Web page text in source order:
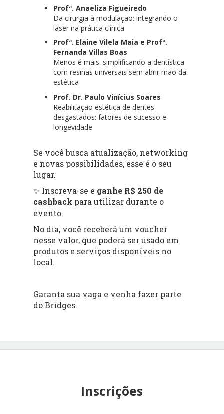
Profª. Anaeliza Figueiredo
Da cirurgia à modulação: integrando o
laser na prática clínica
Profª. Elaine Vilela Maia e Profª.
Fernanda Villas Boas
Menos é mais: simplificando a dentística
com resinas universais sem abrir mão da
estética
Prof. Dr. Paulo Vinícius Soares
Reabilitação estética de dentes
desgastados: fatores de sucesso e
longevidade
Se você busca atualização, networking
e novas possibilidades, esse é o seu
lugar.
✨ Inscreva-se e ganhe R$ 250 de
cashback para utilizar durante o
evento.
No dia, você receberá um voucher
nesse valor, que poderá ser usado em
produtos e serviços disponíveis no
local.
Garanta sua vaga e venha fazer parte
do Bridges.
Inscrições